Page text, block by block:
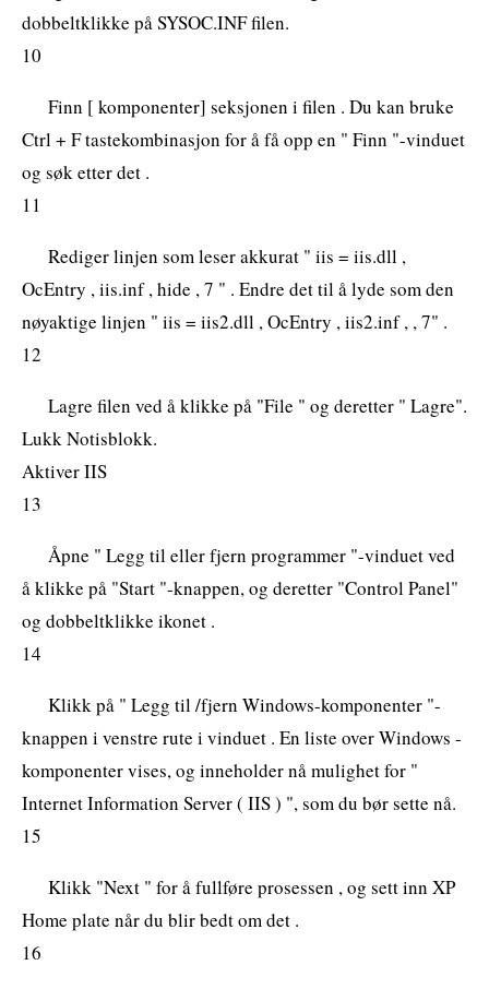
dobbeltklikke på SYSOC.INF filen.
10
Finn [ komponenter] seksjonen i filen . Du kan bruke
Ctrl + F tastekombinasjon for å få opp en " Finn "-vinduet
og søk etter det .
11
Rediger linjen som leser akkurat " iis = iis.dll ,
OcEntry , iis.inf , hide , 7 " . Endre det til å lyde som den
nøyaktige linjen " iis = iis2.dll , OcEntry , iis2.inf , , 7" .
12
Lagre filen ved å klikke på "File " og deretter " Lagre".
Lukk Notisblokk.
Aktiver IIS
13
Åpne " Legg til eller fjern programmer "-vinduet ved
å klikke på "Start "-knappen, og deretter "Control Panel"
og dobbeltklikke ikonet .
14
Klikk på " Legg til /fjern Windows-komponenter "-
knappen i venstre rute i vinduet . En liste over Windows -
komponenter vises, og inneholder nå mulighet for "
Internet Information Server ( IIS ) ", som du bør sette nå.
15
Klikk "Next " for å fullføre prosessen , og sett inn XP
Home plate når du blir bedt om det .
16